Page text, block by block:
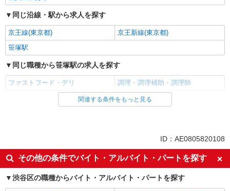
同じ沿線・駅から求人を探す
京王線(東京都)
京王新線(東京都)
笹塚駅
同じ職種から笹塚駅の求人を探す
ファストフード・デリ 調理・調理補助・調理師
同じ雇用形態から笹塚駅の求人を探す
未経験歓迎
高校生OK
フリーター歓迎
ミドル（40代～）活躍中
エルダー（50代～）活躍中
シニア（60代～）活躍中
関連する条件をもっと見る
ID：AE0805820108
その他の条件でバイト・アルバイト・パートを探す
渋谷区の職種からバイト・アルバイト・パートを探す